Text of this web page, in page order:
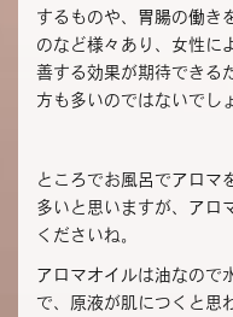
するものや、胃腸の働き
のなど様々あり、女性に
善する効果が期待できる
方も多いのではないでし
ところでお風呂でアロマ
多いと思いますが、アロ
くださいね。
アロマオイルは油なので
で、原液が肌につくと思